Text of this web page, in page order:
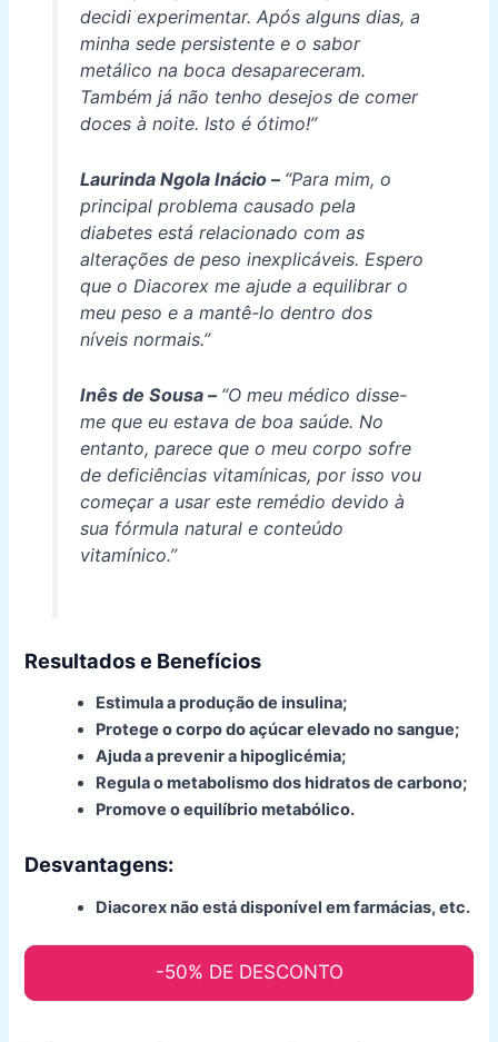
decidi experimentar. Após alguns dias, a
minha sede persistente e o sabor
metálico na boca desapareceram.
Também já não tenho desejos de comer
doces à noite. Isto é ótimo!”
Laurinda Ngola Inácio – “Para mim, o
principal problema causado pela
diabetes está relacionado com as
alterações de peso inexplicáveis. Espero
que o Diacorex me ajude a equilibrar o
meu peso e a mantê-lo dentro dos
níveis normais.”
Inês de Sousa – “O meu médico disse-
me que eu estava de boa saúde. No
entanto, parece que o meu corpo sofre
de deficiências vitamínicas, por isso vou
começar a usar este remédio devido à
sua fórmula natural e conteúdo
vitamínico.”
Resultadose Benefícios
Estimula a produção de insulina;
Protege o corpo do açúcar elevado no sangue;
Ajuda a prevenir a hipoglicémia;
Regula o metabolismo dos hidratos de carbono;
Promove o equilíbrio metabólico.
Desvantagens:
Diacorex não está disponível em farmácias, etc.
-50% DE DESCONTO